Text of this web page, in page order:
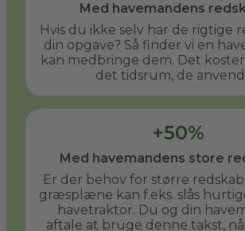
Med havemandens
Hvis du ikke selv har de rigtige
din opgave? Så finder vi en
kan medbringe dem. Det
det tidsrum, de
+50%
Med havemandens store
Er der behov for større
græsplæne kan f.eks. slås
havetraktor. Du og din
aftale at bruge denne takst,